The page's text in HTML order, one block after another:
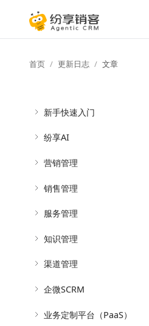
首页 更新日志 文章
新手快速入门
纷享AI
营销管理
销售管理
服务管理
知识管理
渠道管理
企微SCRM
业务定制平台（PaaS）